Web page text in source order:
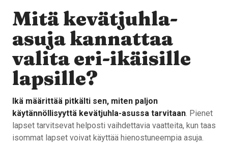
Mitä kevätjuhla-
asuja kannattaa
valita eri-ikäisille
lapsille?
Ikä määrittää pitkälti sen, miten paljon
käytännöllisyyttä kevätjuhla-asussa tarvitaan . Pienet
lapset tarvitsevat helposti vaihdettavia vaatteita, kun taas
isommat lapset voivat käyttää hienostuneempia asuja.